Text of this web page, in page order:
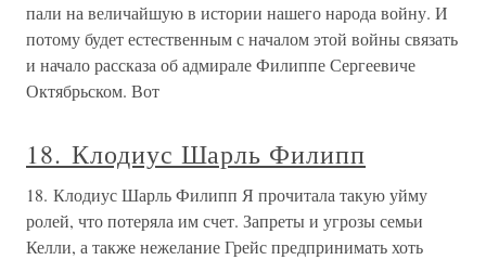
пали на величайшую в истории нашего народа войну. И
потому будет естественным с началом этой войны связать
и начало рассказа об адмирале Филиппе Сергеевиче
Октябрьском. Вот
18. Клодиус Шарль Филипп
18. Клодиус Шарль Филипп Я прочитала такую уйму
ролей, что потеряла им счет. Запреты и угрозы семьи
Келли, а также нежелание Грейс предпринимать хоть